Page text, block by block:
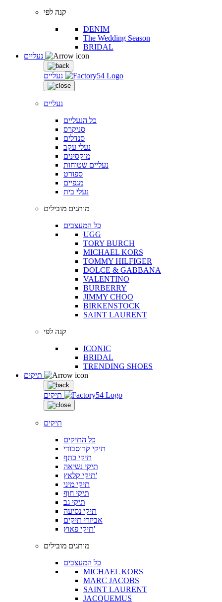
קנה לפי
DENIM
The Wedding Season
BRIDAL
נעליים
נעליים
כל הנעליים
סניקרס
סנדלים
נעלי עקב
מוקסינים
נעליים שטוחות
ספורט
מגפיים
נעלי בית
מותגים מובילים
כל המעצבים
UGG
TORY BURCH
MICHAEL KORS
TOMMY HILFIGER
DOLCE & GABBANA
VALENTINO
BURBERRY
JIMMY CHOO
BIRKENSTOCK
SAINT LAURENT
קנה לפי
ICONIC
BRIDAL
TRENDING SHOES
תיקים
תיקים
כל התיקים
תיקי קרוסבודי
תיקי כתף
תיקי נשיאה
תיקי קלאץ'
תיקי מיני
תיקי חוף
תיקי גב
תיקי נסיעה
אביזרי תיקים
תיקי פאוץ'
מותגים מובילים
כל המעצבים
MICHAEL KORS
MARC JACOBS
SAINT LAURENT
JACQUEMUS